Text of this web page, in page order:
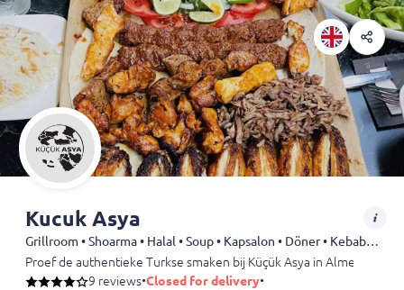
Kucuk Asya
Grillroom • Shoarma • Halal • Soup • Kapsalon • Döner • Kebab • Fries • Drinks
Proef de authentieke Turkse smaken bij Küçük Asya in Almelo!
9 reviews•Closed for delivery•